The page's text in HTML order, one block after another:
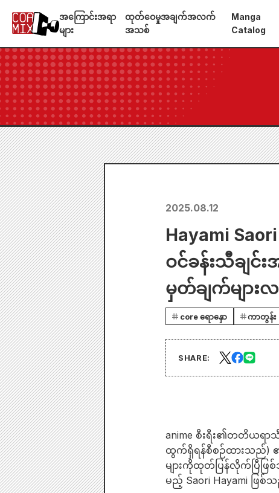
အကြောင်းအရာ
များ
ထုတ်ဝေမှုအချက်အလက်
အသစ်
Manga
Catalog
2025.08.12
Hayami
ဝင်ခန်းသီချ
မှတ်ချက်များ
core ရောနှော ကာတွန်း
SHARE:
anime စီးရီး၏တတိယရာသီ
ထွက်ရှိရန်စီစဉ်ထားသည်)
များကိုထုတ်ပြန်လိုက်ပြီဖ
မည့် Saori Hayami ဖြစ်